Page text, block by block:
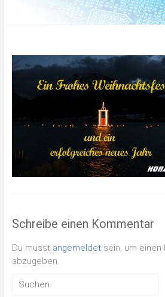
Schreibe einen Kommentar
Du musst angemeldetsein, um einen
abzugeben.